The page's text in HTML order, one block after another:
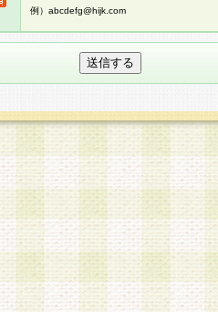
例）abcdefg@hijk.com